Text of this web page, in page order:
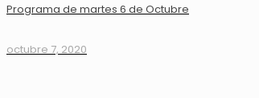
Programa de martes 6 de Octubre
octubre 7, 2020